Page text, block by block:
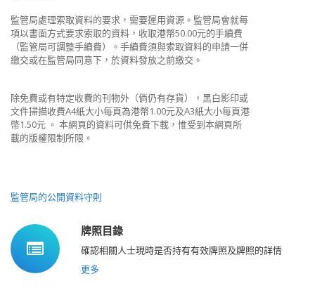
監管局處理索取資料的要求，需要運用資源。監管局會就每
項以書面方式要求索取的資料，收取港幣50.00元的手續費
（監管局可調整手續費）。手續費須與索取資料的申請一併
繳交或在監管局同意下，於資料發放之前繳交。
除免費或有特定收費的刊物外（倘仍有存貨），黑白影印或
文件掃描收費A4紙大小每頁為港幣1.00元及A3紙大小每頁港
幣1.50元 。 本網頁的資料可供免費下載，惟受到本網頁所
載的版權限制所限。
監管局的公開資料守則
牌照目錄
確認相關人士現時是否持有有效牌照及牌照的詳情
更多